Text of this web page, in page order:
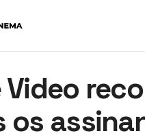
Video
os